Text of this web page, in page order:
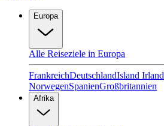
Europa
Alle Reiseziele in Europa
FrankreichDeutschlandIsland Irland
NorwegenSpanienGroßbritannien
Afrika